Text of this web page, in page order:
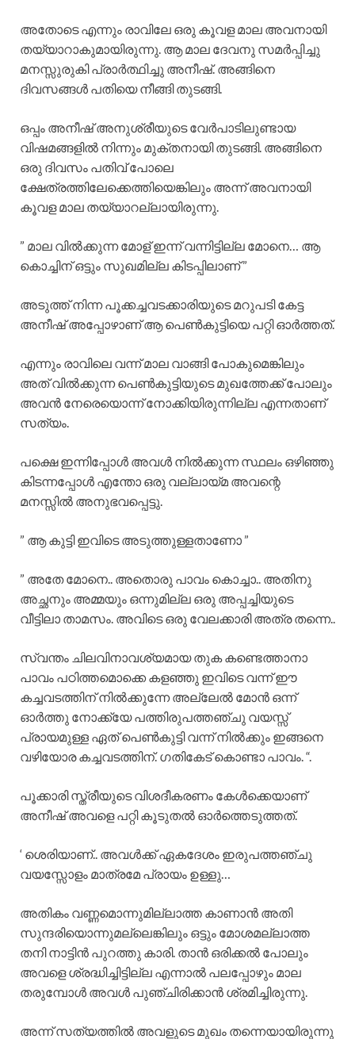
അതോടെ എന്നും രാവിലേ ഒരു കൂവള മാല അവനായി
തയ്യാറാകുമായിരുന്നു. ആ മാല ദേവനു സമർപ്പിച്ചു
മനസ്സുരുകി പ്രാർത്ഥിച്ചു അനീഷ്. അങ്ങിനെ
ദിവസങ്ങൾ പതിയെ നീങ്ങി തുടങ്ങി.
ഒപ്പം അനീഷ് അനുശ്രീയുടെ വേർപാടിലുണ്ടായ
വിഷമങ്ങളിൽ നിന്നും മുക്തനായി തുടങ്ങി. അങ്ങിനെ
ഒരു ദിവസം പതിവ് പോലെ
ക്ഷേത്രത്തിലേക്കെത്തിയെങ്കിലും അന്ന് അവനായി
കൂവള മാല തയ്യാറല്ലായിരുന്നു.
” മാല വിൽക്കുന്ന മോള് ഇന്ന് വന്നിട്ടില്ല മോനെ… ആ
കൊച്ചിന് ഒട്ടും സുഖമില്ല കിടപ്പിലാണ് ”
അടുത്ത് നിന്ന പൂക്കച്ചവടക്കാരിയുടെ മറുപടി കേട്ട
അനീഷ് അപ്പോഴാണ് ആ പെൺകുട്ടിയെ പറ്റി ഓർത്തത്.
എന്നും രാവിലെ വന്ന് മാല വാങ്ങി പോകുമെങ്കിലും
അത് വിൽക്കുന്ന പെൺകുട്ടിയുടെ മുഖത്തേക്ക് പോലും
അവൻ നേരെയൊന്ന് നോക്കിയിരുന്നില്ല എന്നതാണ്
സത്യം.
പക്ഷെ ഇന്നിപ്പോൾ അവൾ നിൽക്കുന്ന സ്ഥലം ഒഴിഞ്ഞു
കിടന്നപ്പോൾ എന്തോ ഒരു വല്ലായ്മ അവന്റെ
മനസ്സിൽ അനുഭവപ്പെട്ടു.
” ആ കുട്ടി ഇവിടെ അടുത്തുള്ളതാണോ ”
” അതേ മോനെ.. അതൊരു പാവം കൊച്ചാ.. അതിനു
അച്ഛനും അമ്മയും ഒന്നുമില്ല ഒരു അപ്പച്ചിയുടെ
വീട്ടിലാ താമസം. അവിടെ ഒരു വേലക്കാരി അത്ര തന്നെ..
സ്വന്തം ചിലവിനാവശ്യമായ തുക കണ്ടെത്താനാ
പാവം പഠിത്തമൊക്കെ കളഞ്ഞു ഇവിടെ വന്ന് ഈ
കച്ചവടത്തിന് നിൽക്കുന്നേ അല്ലേൽ മോൻ ഒന്ന്
ഓർത്തു നോക്ക്യേ പത്തിരുപത്തഞ്ചു വയസ്സ്
പ്രായമുള്ള ഏത് പെൺകുട്ടി വന്ന് നിൽക്കും ഇങ്ങനെ
വഴിയോര കച്ചവടത്തിന്. ഗതികേട് കൊണ്ടാ പാവം. “.
പൂക്കാരി സ്ത്രീയുടെ വിശദീകരണം കേൾക്കെയാണ്
അനീഷ് അവളെ പറ്റി കൂടുതൽ ഓർത്തെടുത്തത്.
‘ ശെരിയാണ്.. അവൾക്ക് ഏകദേശം ഇരുപത്തഞ്ചു
വയസ്സോളം മാത്രമേ പ്രായം ഉള്ളു…
അതികം വണ്ണമൊന്നുമില്ലാത്ത കാണാൻ അതി
സുന്ദരിയൊന്നുമല്ലെങ്കിലും ഒട്ടും മോശമല്ലാത്ത
തനി നാട്ടിൻ പുറത്തു കാരി. താൻ ഒരിക്കൽ പോലും
അവളെ ശ്രദ്ധിച്ചിട്ടില്ല എന്നാൽ പലപ്പോഴും മാല
തരുമ്പോൾ അവൾ പുഞ്ചിരിക്കാൻ ശ്രമിച്ചിരുന്നു.
അന്ന് സത്യത്തിൽ അവളുടെ മുഖം തന്നെയായിരുന്നു